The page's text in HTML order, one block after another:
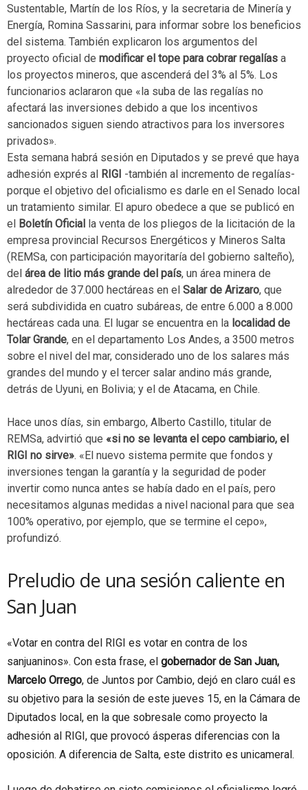
Sustentable, Martín de los Ríos, y la secretaria de Minería y
Energía, Romina Sassarini, para informar sobre los beneficios
del sistema. También explicaron los argumentos del
proyecto oficial de modificar el tope para cobrar regalías a
los proyectos mineros, que ascenderá del 3% al 5%. Los
funcionarios aclararon que «la suba de las regalías no
afectará las inversiones debido a que los incentivos
sancionados siguen siendo atractivos para los inversores
privados».
Esta semana habrá sesión en Diputados y se prevé que haya
adhesión exprés al RIGI -también al incremento de regalías-
porque el objetivo del oficialismo es darle en el Senado local
un tratamiento similar. El apuro obedece a que se publicó en
el Boletín Oficial la venta de los pliegos de la licitación de la
empresa provincial Recursos Energéticos y Mineros Salta
(REMSa, con participación mayoritaría del gobierno salteño),
del área de litio más grande del país, un área minera de
alrededor de 37.000 hectáreas en el Salar de Arizaro, que
será subdividida en cuatro subáreas, de entre 6.000 a 8.000
hectáreas cada una. El lugar se encuentra en la localidad de
Tolar Grande, en el departamento Los Andes, a 3500 metros
sobre el nivel del mar, considerado uno de los salares más
grandes del mundo y el tercer salar andino más grande,
detrás de Uyuni, en Bolivia; y el de Atacama, en Chile.
Hace unos días, sin embargo, Alberto Castillo, titular de
REMSa, advirtió que «si no se levanta el cepo cambiario, el
RIGI no sirve». «El nuevo sistema permite que fondos y
inversiones tengan la garantía y la seguridad de poder
invertir como nunca antes se había dado en el país, pero
necesitamos algunas medidas a nivel nacional para que sea
100% operativo, por ejemplo, que se termine el cepo»,
profundizó.
Preludio de una sesión caliente en
San Juan
«Votar en contra del RIGI es votar en contra de los
sanjuaninos». Con esta frase, el gobernador de San Juan,
Marcelo Orrego, de Juntos por Cambio, dejó en claro cuál es
su objetivo para la sesión de este jueves 15, en la Cámara de
Diputados local, en la que sobresale como proyecto la
adhesión al RIGI, que provocó ásperas diferencias con la
oposición. A diferencia de Salta, este distrito es unicameral.